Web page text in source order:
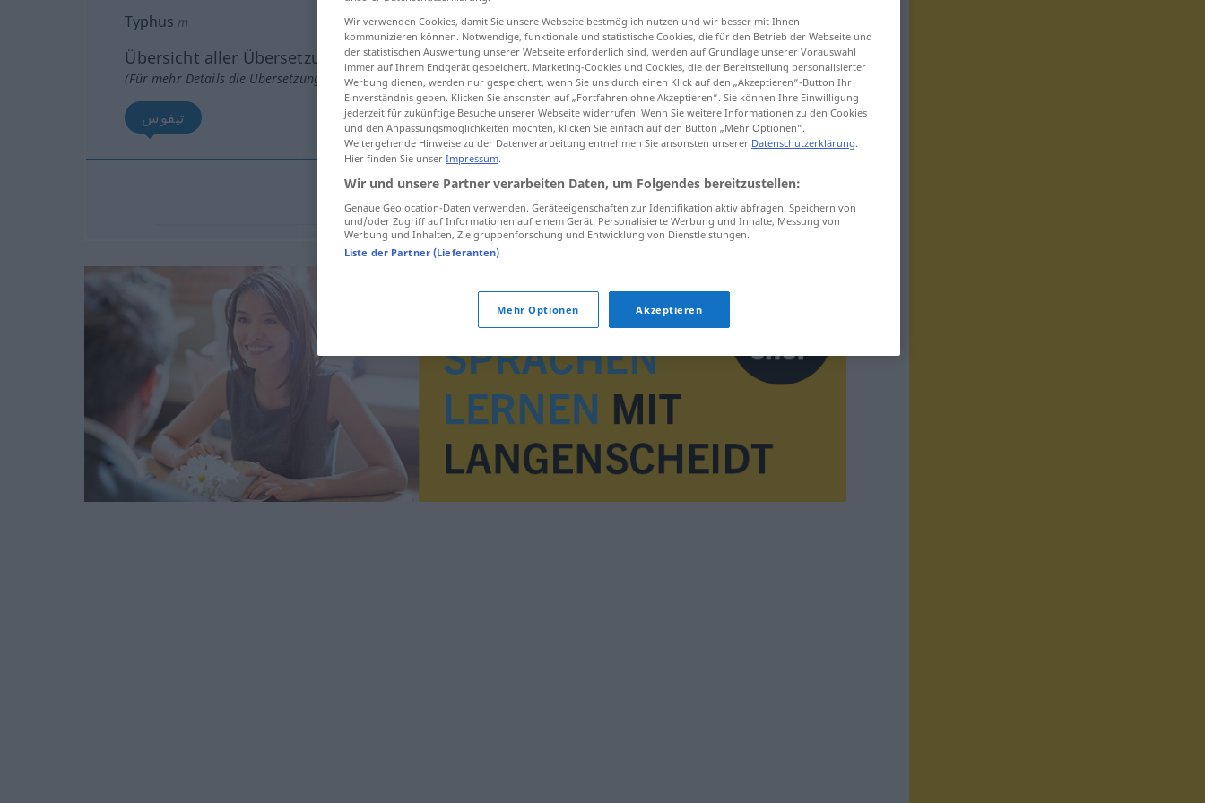
Typhus m
Übersicht aller Übersetzungen
(Für mehr Details die Übersetzung anklicken/antippen)
تيفوس
Wir verwenden Cookies, damit Sie unsere Webseite bestmöglich nutzen und wir besser mit Ihnen
kommunizieren können. Notwendige, funktionale und statistische Cookies, die für den Betrieb der Webseite und
der statistischen Auswertung unserer Webseite erforderlich sind, werden auf Grundlage unserer Vorauswahl
immer auf Ihrem Endgerät gespeichert. Marketing-Cookies und Cookies, die der Bereitstellung personalisierter
Werbung dienen, werden nur gespeichert, wenn Sie uns durch einen Klick auf den „Akzeptieren“-Button Ihr
Einverständnis geben. Klicken Sie ansonsten auf „Fortfahren ohne Akzeptieren“. Sie können Ihre Einwilligung
jederzeit für zukünftige Besuche unserer Webseite widerrufen. Wenn Sie weitere Informationen zu den Cookies
und den Anpassungsmöglichkeiten möchten, klicken Sie einfach auf den Button „Mehr Optionen“.
Weitergehende Hinweise zu der Datenverarbeitung entnehmen Sie ansonsten unserer Datenschutzerklärung.
Hier finden Sie unser Impressum.
Wir und unsere Partner verarbeiten Daten, um Folgendes bereitzustellen:
Genaue Geolocation-Daten verwenden. Geräteeigenschaften zur Identifikation aktiv abfragen. Speichern von
und/oder Zugriff auf Informationen auf einem Gerät. Personalisierte Werbung und Inhalte, Messung von
Werbung und Inhalten, Zielgruppenforschung und Entwicklung von Dienstleistungen.
Liste der Partner (Lieferanten)
Mehr Optionen Akzeptieren